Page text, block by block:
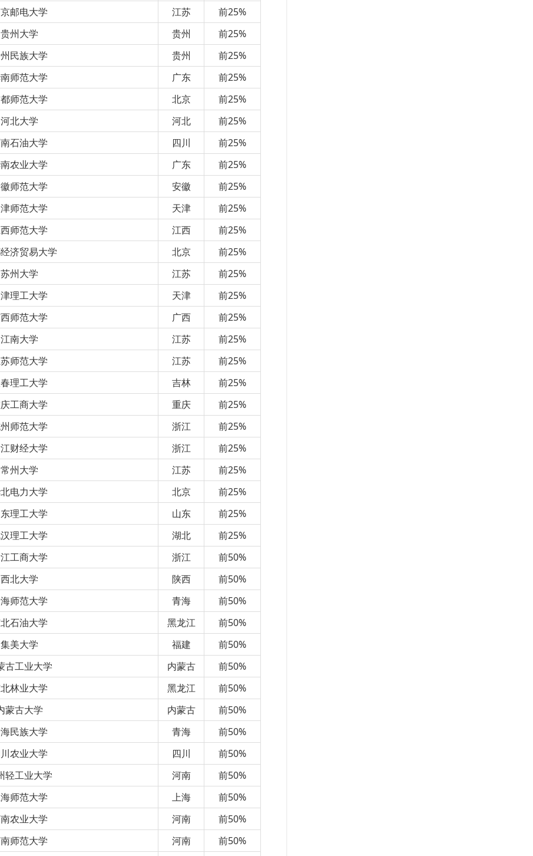
邮电大学 江苏
前25%
贵州大学 贵州
前25%
民族大学 贵州
前25%
师范大学 广东
前25%
师范大学 北京
前25%
河北大学 河北
前25%
石油大学 四川
前25%
农业大学 广东
前25%
师范大学 安徽
前25%
师范大学 天津
前25%
师范大学 江西
前25%
济贸易大学 北京
前25%
苏州大学 江苏
前25%
理工大学 天津
前25%
师范大学 广西
前25%
江南大学 江苏
前25%
师范大学 江苏
前25%
理工大学 吉林
前25%
工商大学 重庆
前25%
师范大学 浙江
前25%
财经大学 浙江
前25%
常州大学 江苏
前25%
电力大学 北京
前25%
理工大学 山东
前25%
理工大学 湖北
前25%
工商大学 浙江
前50%
西北大学 陕西
前50%
师范大学 青海
前50%
石油大学 黑龙江
前50%
集美大学 福建
前50%
古工业大学 内蒙古
前50%
林业大学 黑龙江
前50%
蒙古大学 内蒙古
前50%
民族大学 青海
前50%
农业大学 四川
前50%
轻工业大学 河南
前50%
师范大学 上海
前50%
农业大学 河南
前50%
师范大学 河南 前50%